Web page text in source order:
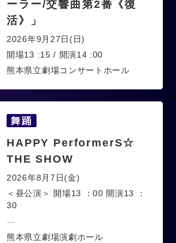
ーラー/交響曲第2番《復
活》」
2026年9月27日(日)
開場13 :15 / 開演14 :00
熊本県立劇場コンサートホール
舞踊
HAPPY PerformerS☆
THE SHOW
2026年8月7日(金)
＜昼公演＞ 開場13 ：00 開演13 ：
30
熊本県立劇場演劇ホール